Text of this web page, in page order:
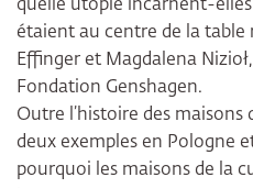
quelle utopie incarnent-elles
étaient au centre de la table
Effinger et Magdalena
Fondation Genshagen.
Outre l’histoire des
deux exemples en Pologne
pourquoi les maisons de la